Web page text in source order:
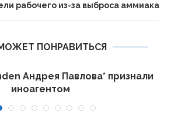
рабочего из-за выброса аммиака
ПОНРАВИТЬСЯ
Андрея Павлова* признали
иноагентом